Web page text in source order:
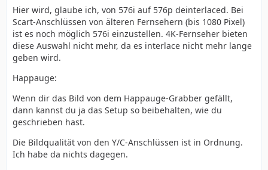
Hier wird, glaube ich, von 576i auf 576p deinterlaced. Bei
Scart-Anschlüssen von älteren Fernsehern (bis 1080 Pixel)
ist es noch möglich 576i einzustellen. 4K-Fernseher bieten
diese Auswahl nicht mehr, da es interlace nicht mehr lange
geben wird.
Happauge:
Wenn dir das Bild von dem Happauge-Grabber gefällt,
dann kannst du ja das Setup so beibehalten, wie du
geschrieben hast.
Die Bildqualität von den Y/C-Anschlüssen ist in Ordnung.
Ich habe da nichts dagegen.